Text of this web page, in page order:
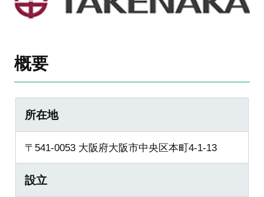
概要
所在地
〒541-0053 大阪府大阪市中央区本町4-1-13
設立